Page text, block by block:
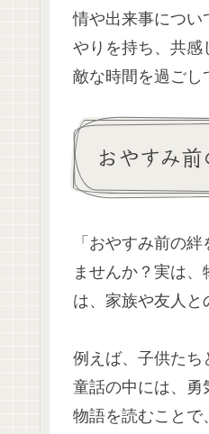
情や出来事につい
やりを持ち、共感
敵な時間を過ごし
おやすみ
「おやすみ前の
ませんか？実は
は、家族や友人と
例えば、子供たち
童話の中には、勇
物語を読むことで